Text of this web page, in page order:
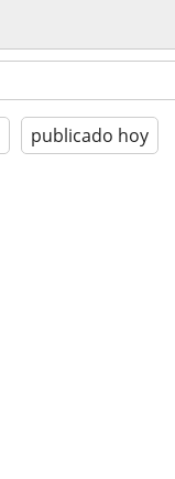
publicado hoy